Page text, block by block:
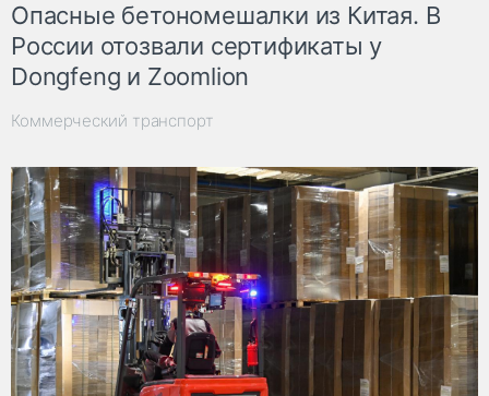
Опасные бетономешалки из Китая. В
России отозвали сертификаты у
Dongfeng и Zoomlion
Коммерческий транспорт